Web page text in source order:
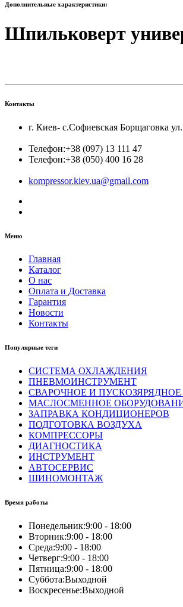
Дополнительные характеристики:
Шпильковерт
Контакты
г. Киев- с.Софиевская Борщаговка
Телефон:+38 (097) 13 111 47
Телефон:+38 (050) 400 16 28
kompressor.kiev.ua@gmail.com
Меню
Главная
Каталог
О нас
Оплата и Доставка
Гарантия
Новости
Контакты
Популярные теги
СИСТЕМА ОХЛАЖДЕНИЯ
ПНЕВМОИНСТРУМЕНТ
СВАРОЧНОЕ И ПУСКОЗЯРЯДНОЕ
МАСЛОСМЕННОЕ
ЗАПРАВКА КОНДИЦИОНЕРОВ
ПОДГОТОВКА ВОЗДУХА
КОМПРЕССОРЫ
ДИАГНОСТИКА
ИНСТРУМЕНТ
АВТОСЕРВИС
ШИНОМОНТАЖ
Время работы
Понедельник:9:00 - 18:00
Вторник:9:00 - 18:00
Среда:9:00 - 18:00
Четверг:9:00 - 18:00
Пятница:9:00 - 18:00
Суббота:Выходной
Воскресенье:Выходной